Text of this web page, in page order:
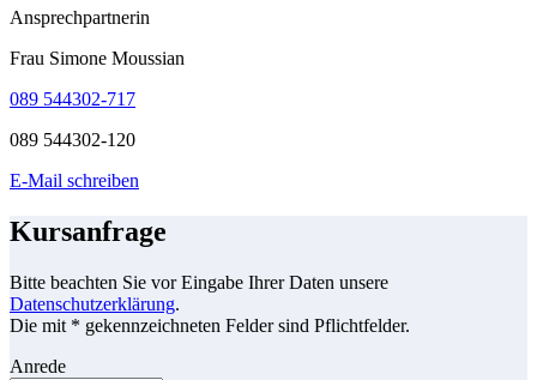
Ansprechpartnerin
Frau Simone Moussian
089 544302-717
089 544302-120
E-Mail schreiben
Kursanfrage
Bitte beachten Sie vor Eingabe Ihrer Daten unsere
Datenschutzerklärung.
Die mit * gekennzeichneten Felder sind Pflichtfelder.
Anrede